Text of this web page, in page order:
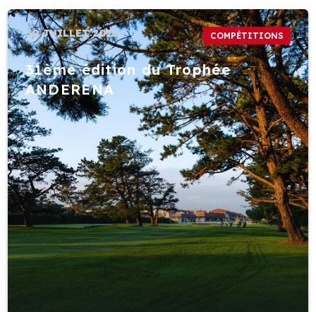
COMPÉTITIONS
30 JUILLET 2026
31ème édition du Trophée
ANDERENA